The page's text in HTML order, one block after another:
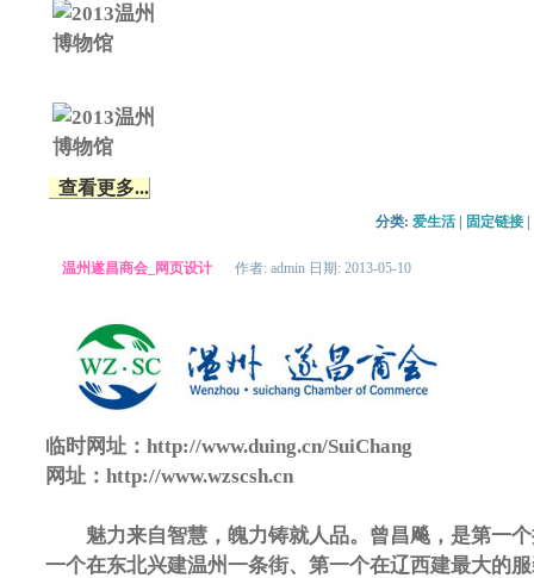
查看更多...
分类: 爱生活 固定链接
温州遂昌商会_网页设计 作者: admin 日期: 2013-05-10
临时网址：http://www.duing.cn/SuiChang
网址：http://www.wzscsh.cn
魅力来自智慧，魄力铸就人品。曾昌飚，是第一个
一个在东北兴建温州一条街、第一个在辽西建最大的